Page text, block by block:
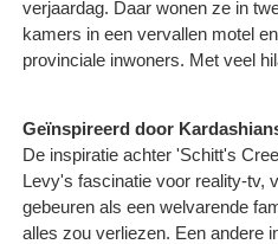
verjaardag. Daar wonen ze in
kamers in een vervallen motel
provinciale inwoners. Met veel
Geïnspireerd door
De inspiratie achter 'Schitt's
Levy's fascinatie voor reality-tv,
gebeuren als een welvarende
alles zou verliezen. Een andere